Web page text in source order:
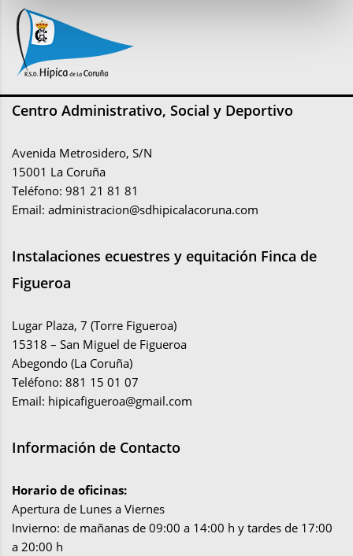
Centro Administrativo, Social y Deportivo
Avenida Metrosidero, S/N
15001 La Coruña
Teléfono: 981 21 81 81
Email: administracion@sdhipicalacoruna.com
Instalaciones ecuestres y equitación Finca de
Figueroa
Lugar Plaza, 7 (Torre Figueroa)
15318 – San Miguel de Figueroa
Abegondo (La Coruña)
Teléfono: 881 15 01 07
Email: hipicafigueroa@gmail.com
Información de Contacto
Horario de oficinas:
Apertura de Lunes a Viernes
Invierno: de mañanas de 09:00 a 14:00 h y tardes de 17:00
a 20:00 h